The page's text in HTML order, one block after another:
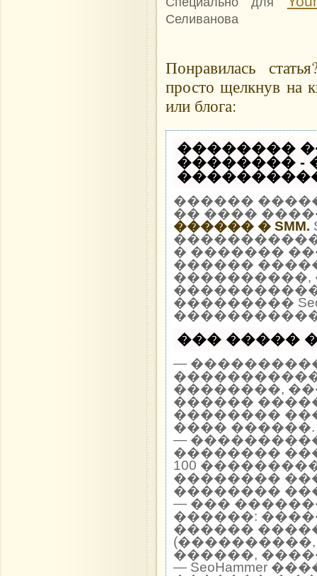
Селиванова
Понравилась
просто щелкнув на
или блога:
��������
�������� -
�����������
������
�� ����
������ � SMM.
� �������
������
����������,
���������
��� �����
—
��������,
������
��������
���� ������.
—
��������
100
��������
��������
— ���
������:
������
������,
— SeoHammer